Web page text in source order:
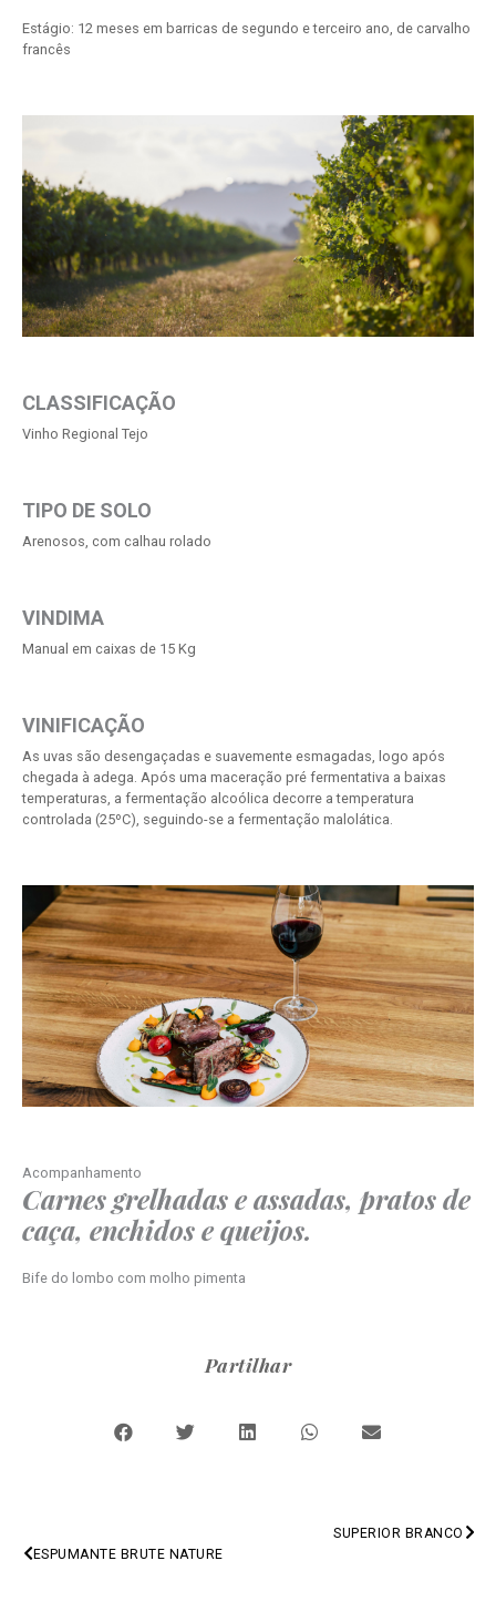
Estágio: 12 meses em barricas de segundo e terceiro ano, de carvalho
francês
CLASSIFICAÇÃO
Vinho Regional Tejo
TIPO DE SOLO
Arenosos, com calhau rolado
VINDIMA
Manual em caixas de 15 Kg
VINIFICAÇÃO
As uvas são desengaçadas e suavemente esmagadas, logo após
chegada à adega. Após uma maceração pré fermentativa a baixas
temperaturas, a fermentação alcoólica decorre a temperatura
controlada (25ºC), seguindo-se a fermentação malolática.
Acompanhamento
Carnes grelhadas e assadas, pratos de
caça, enchidos e queijos.
Bife do lombo com molho pimenta
Partilhar
PREV
SUPERIOR BRANCO
ESPUMANTE BRUTE NATURE